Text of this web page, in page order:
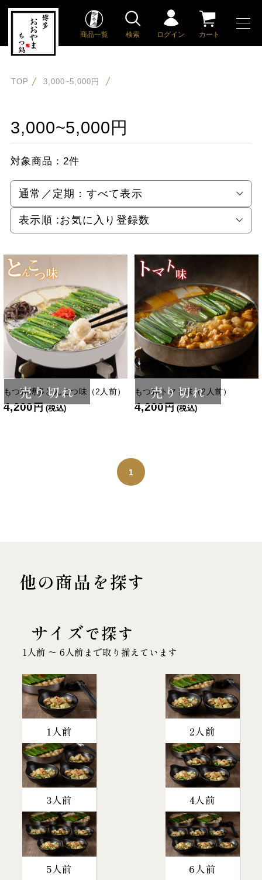
商品一覧 検索 ログイン カート
TOP 3,000~5,000円
3,000~5,000円
対象商品： 2件
通常／定期： すべて表示
表示順 :お気に入り登録数
売り切れ
もつ鍋博多とんこつ味（2人前）
4,200円 (税込)
売り切れ
もつ鍋トマト味（2人前）
4,200円 (税込)
1
他の商品を探す
サイズで探す
1人前 〜 6人前まで取り揃えています
1人前 2人前
3人前 4人前
5人前 6人前